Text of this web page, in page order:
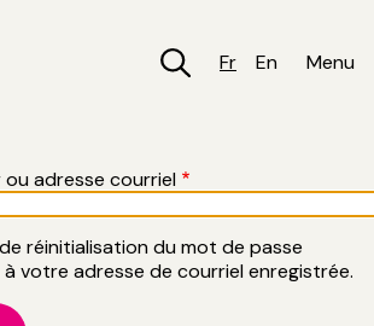
Fr En Menu
adresse courriel
réinitialisation du mot de passe
votre adresse de courriel enregistrée.